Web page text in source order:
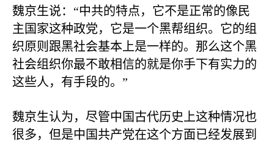
魏京生说：“中共的特点，它不是正常的像民
主国家这种政党，它是一个黑帮组织。它的组
织原则跟黑社会基本上是一样的。那么这个黑
社会组织你最不敢相信的就是你手下有实力的
这些人，有手段的。”
魏京生认为，尽管中国古代历史上这种情况也
很多，但是中国共产党在这个方面已经发展到